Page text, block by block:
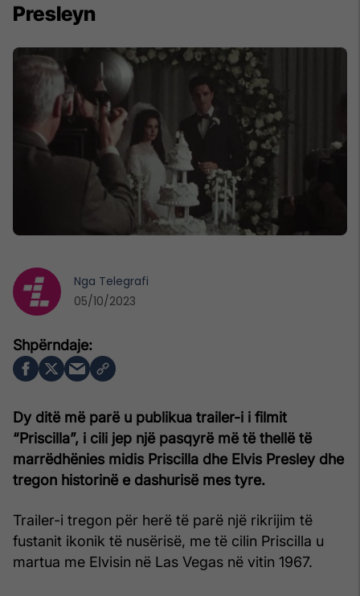
Presleyn
Dy ditë më parë u publikua trailer-i i filmit
“Priscilla”, i cili jep një pasqyrë më të thellë të
marrëdhënies midis Priscilla dhe Elvis Presley dhe
tregon historinë e dashurisë mes tyre.
Trailer-i tregon për herë të parë një rikrijim të
fustanit ikonik të nusërisë, me të cilin Priscilla u
martua me Elvisin në Las Vegas në vitin 1967.
Nga Telegrafi
05/10/2023